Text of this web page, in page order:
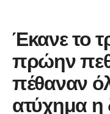
Έκανε το
πρώην
πέθαναν
ατύχημα η